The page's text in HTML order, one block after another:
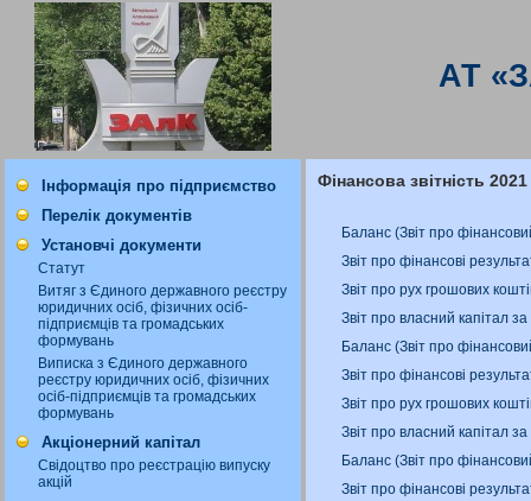
АТ
Інформація про підприємство
Перелік документів
Установчі документи
Статут
Витяг з Єдиного державного реєстру
юридичних осіб, фізичних осіб-
підприємців та громадських
формувань
Виписка з Єдиного державного
реєстру юридичних осіб, фізичних
осіб-підприємців та громадських
формувань
Акціонерний капітал
Свідоцтво про реєстрацію випуску
акцій
Фінансова звітність 2021
Баланс (Звіт про
Звіт про фінансові
Звіт про рух грошових
Звіт про власний капітал
Баланс (Звіт про
Звіт про фінансові
Звіт про рух грошових
Звіт про власний капітал
Баланс (Звіт про
Звіт про фінансові